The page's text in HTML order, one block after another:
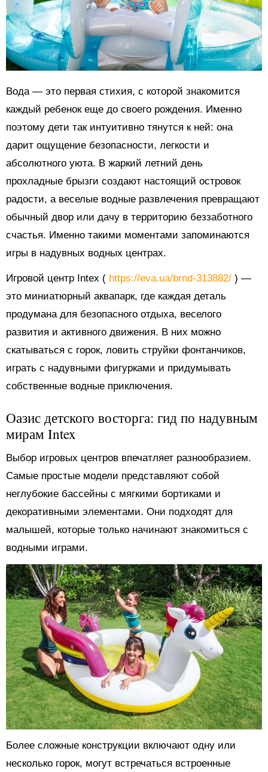
Вода — это первая стихия, с которой знакомится
каждый ребенок еще до своего рождения. Именно
поэтому дети так интуитивно тянутся к ней: она
дарит ощущение безопасности, легкости и
абсолютного уюта. В жаркий летний день
прохладные брызги создают настоящий островок
радости, а веселые водные развлечения превращают
обычный двор или дачу в территорию беззаботного
счастья. Именно такими моментами запоминаются
игры в надувных водных центрах.
Игровой центр Intex ( https://eva.ua/brnd-313882/ ) —
это миниатюрный аквапарк, где каждая деталь
продумана для безопасного отдыха, веселого
развития и активного движения. В них можно
скатываться с горок, ловить струйки фонтанчиков,
играть с надувными фигурками и придумывать
собственные водные приключения.
Оазис детского восторга: гид по надувным
мирам Intex
Выбор игровых центров впечатляет разнообразием.
Самые простые модели представляют собой
неглубокие бассейны с мягкими бортиками и
декоративными элементами. Они подходят для
малышей, которые только начинают знакомиться с
водными играми.
Более сложные конструкции включают одну или
несколько горок, могут встречаться встроенные